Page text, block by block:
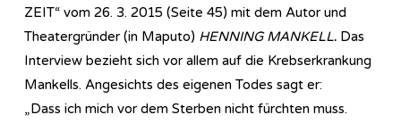
ZEIT“ vom 26. 3. 2015 (Seite 45) mit dem Autor und
Theatergründer (in Maputo) HENNING MANKELL. Das
Interview bezieht sich vor allem auf die Krebserkrankung
Mankells. Angesichts des eigenen Todes sagt er:
„Dass ich mich vor dem Sterben nicht fürchten muss.